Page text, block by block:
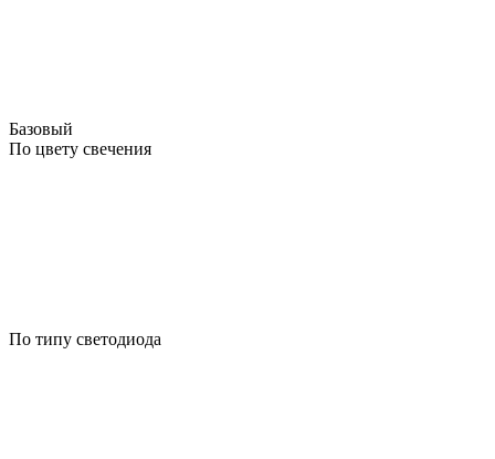
Базовый
По цвету свечения
По типу светодиода